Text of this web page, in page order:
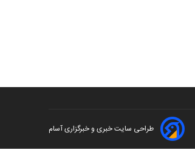
طراحی سایت خبری و خبرگزاری آسام